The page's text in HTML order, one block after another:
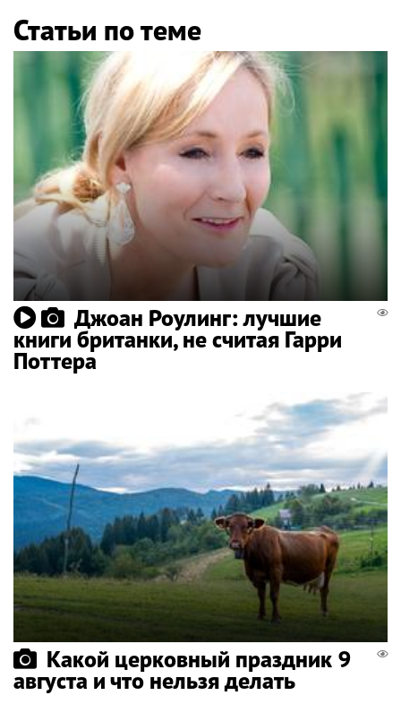
Статьи по теме
Джоан Роулинг: лучшие
книги британки, не считая Гарри
Поттера
Какой церковный праздник 9
августа и что нельзя делать